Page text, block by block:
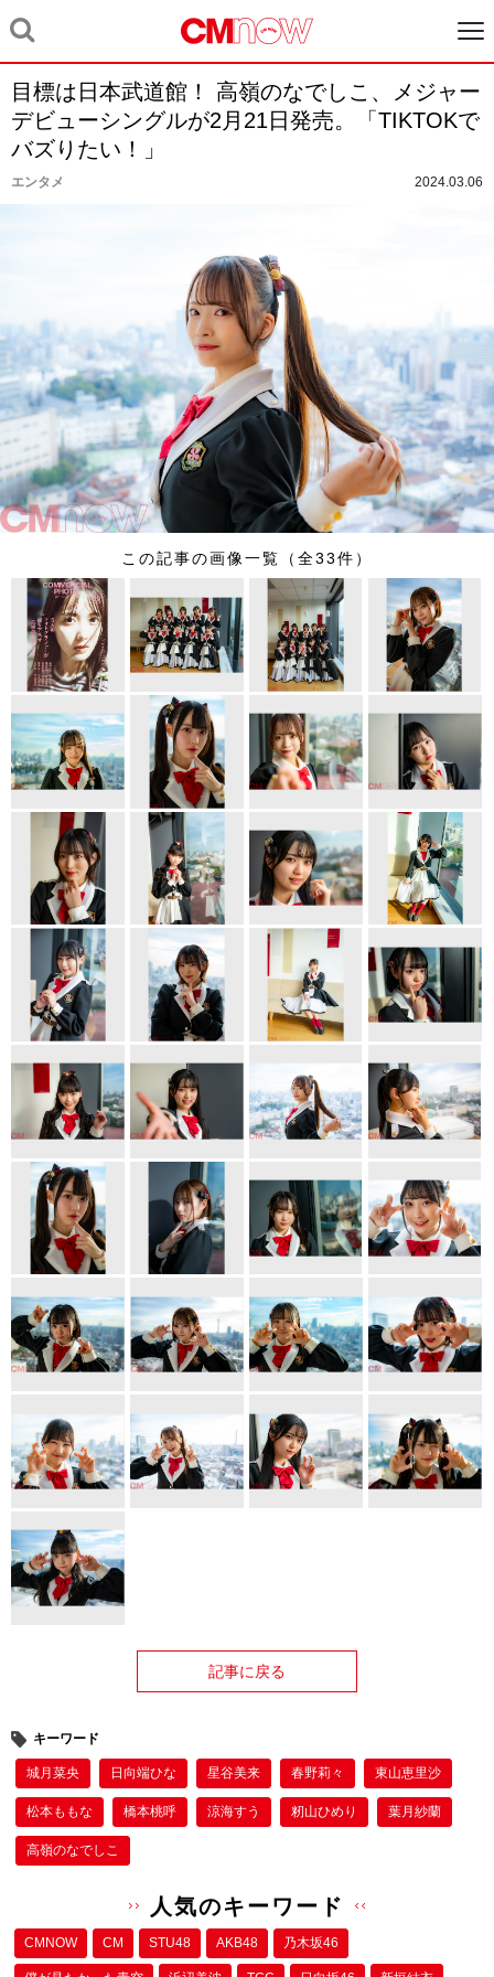
目標は日本武道館！ 高嶺のなでしこ、メジャー
デビューシングルが2月21日発売。「TIKTOKで
バズりたい！」
エンタメ 2024.03.06
この記事の画像一覧（全33件）
記事に戻る
キーワード
城月菜央 日向端ひな 星谷美来 春野莉々 東山恵里沙
松本ももな 橋本桃呼 涼海すう 籾山ひめり 葉月紗蘭
高嶺のなでしこ
人気のキーワード
CMNOW CM STU48 AKB48 乃木坂46